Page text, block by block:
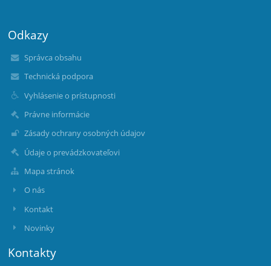
Odkazy
Správca obsahu
Technická podpora
Vyhlásenie o prístupnosti
Právne informácie
Zásady ochrany osobných údajov
Údaje o prevádzkovateľovi
Mapa stránok
O nás
Kontakt
Novinky
Kontakty